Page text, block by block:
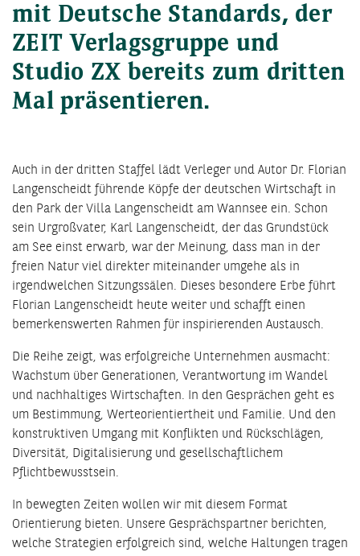
mit Deutsche Standards, der
ZEIT Verlagsgruppe und
Studio ZX bereits zum dritten
Mal präsentieren.
Auch in der dritten Staffel lädt Verleger und Autor Dr. Florian
Langenscheidt führende Köpfe der deutschen Wirtschaft in
den Park der Villa Langenscheidt am Wannsee ein. Schon
sein Urgroßvater, Karl Langenscheidt, der das Grundstück
am See einst erwarb, war der Meinung, dass man in der
freien Natur viel direkter miteinander umgehe als in
irgendwelchen Sitzungssälen. Dieses besondere Erbe führt
Florian Langenscheidt heute weiter und schafft einen
bemerkenswerten Rahmen für inspirierenden Austausch.
Die Reihe zeigt, was erfolgreiche Unternehmen ausmacht:
Wachstum über Generationen, Verantwortung im Wandel
und nachhaltiges Wirtschaften. In den Gesprächen geht es
um Bestimmung, Werteorientiertheit und Familie. Und den
konstruktiven Umgang mit Konflikten und Rückschlägen,
Diversität, Digitalisierung und gesellschaftlichem
Pflichtbewusstsein.
In bewegten Zeiten wollen wir mit diesem Format
Orientierung bieten. Unsere Gesprächspartner berichten,
welche Strategien erfolgreich sind, welche Haltungen tragen